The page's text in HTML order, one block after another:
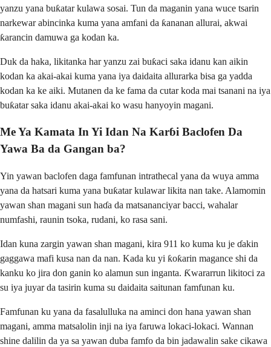
yanzu yana buƙatar kulawa sosai. Tun da maganin yana wuce tsarin
narkewar abincinka kuma yana amfani da ƙananan allurai, akwai
ƙarancin damuwa ga kodan ka.
Duk da haka, likitanka har yanzu zai buƙaci saka idanu kan aikin
kodan ka akai-akai kuma yana iya daidaita allurarka bisa ga yadda
kodan ka ke aiki. Mutanen da ke fama da cutar koda mai tsanani na iya
buƙatar saka idanu akai-akai ko wasu hanyoyin magani.
Me Ya Kamata In Yi Idan Na Karɓi Baclofen Da
Yawa Ba da Gangan ba?
Yin yawan baclofen daga famfunan intrathecal yana da wuya amma
yana da hatsari kuma yana buƙatar kulawar likita nan take. Alamomin
yawan shan magani sun haɗa da matsananciyar bacci, wahalar
numfashi, raunin tsoka, rudani, ko rasa sani.
Idan kuna zargin yawan shan magani, kira 911 ko kuma ku je ɗakin
gaggawa mafi kusa nan da nan. Kada ku yi ƙoƙarin magance shi da
kanku ko jira don ganin ko alamun sun inganta. Ƙwararrun likitoci za
su iya juyar da tasirin kuma su daidaita saitunan famfunan ku.
Famfunan ku yana da fasalulluka na aminci don hana yawan shan
magani, amma matsalolin inji na iya faruwa lokaci-lokaci. Wannan
shine dalilin da ya sa yawan duba famfo da bin jadawalin sake cikawa